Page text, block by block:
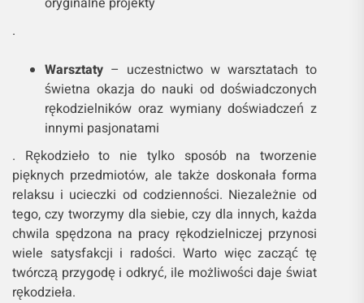
.
Warsztaty – uczestnictwo w warsztatach to
świetna okazja do nauki od doświadczonych
rękodzielników oraz wymiany doświadczeń z
innymi pasjonatami
. Rękodzieło to nie tylko sposób na tworzenie
pięknych przedmiotów, ale także doskonała forma
relaksu i ucieczki od codzienności. Niezależnie od
tego, czy tworzymy dla siebie, czy dla innych, każda
chwila spędzona na pracy rękodzielniczej przynosi
wiele satysfakcji i radości. Warto więc zacząć tę
twórczą przygodę i odkryć, ile możliwości daje świat
rękodzieła.